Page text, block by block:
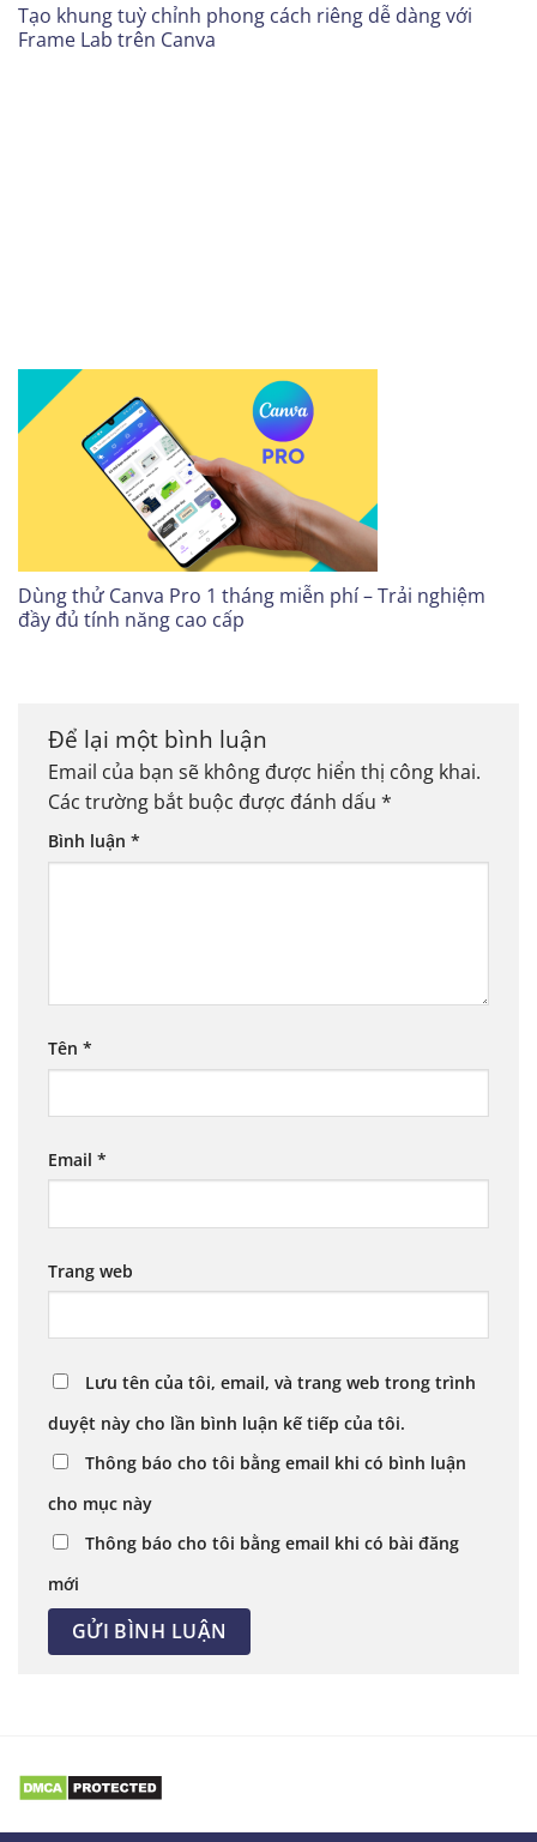
Tạo khung tuỳ chỉnh phong cách riêng dễ dàng với
Frame Lab trên Canva
Dùng thử Canva Pro 1 tháng miễn phí – Trải nghiệm
đầy đủ tính năng cao cấp
Để lại một bình luận
Email của bạn sẽ không được hiển thị công khai.
Các trường bắt buộc được đánh dấu *
Bình luận *
Tên *
Email *
Trang web
Lưu tên của tôi, email, và trang web trong trình
duyệt này cho lần bình luận kế tiếp của tôi.
Thông báo cho tôi bằng email khi có bình luận
cho mục này
Thông báo cho tôi bằng email khi có bài đăng
mới